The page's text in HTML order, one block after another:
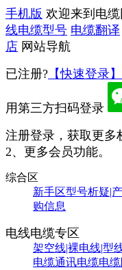
手机版 欢迎来到电缆
线电缆型号 电缆翻译
店 网站导航
已注册? 【快速登录】
用第三方扫码登录
注册登录，获取更多
2、更多会员功能。
综合区
新手区型号析疑|
购信息
电线电缆专区
架空线|裸电线|型
电缆通讯电缆电